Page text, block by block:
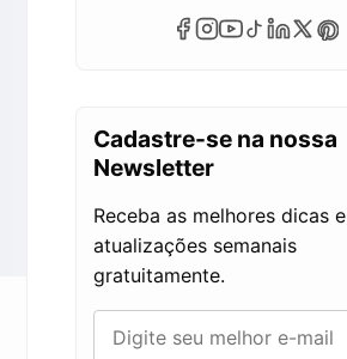
Cadastre-se na nossa
Newsletter
Receba as melhores dicas e
atualizações semanais
gratuitamente.